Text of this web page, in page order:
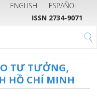
ENGLISH
ESPAÑOL
ISSN 2734-9071
TƯ TƯỞNG,
HỒ CHÍ MINH